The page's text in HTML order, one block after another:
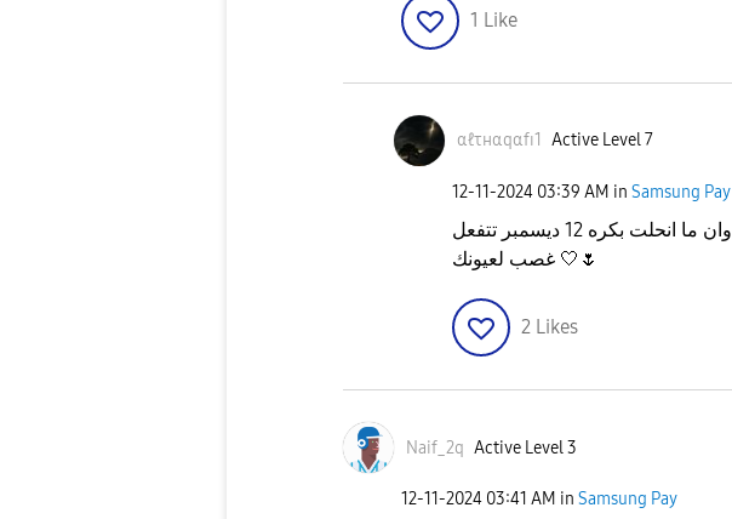
1 Like
αℓτнαqαfɪ1 Active Level 7
‎12-11-2024 03:39 AM in Samsung Pay
لا تيأس شوف حلول وان ما انحلت بكره 12 ديسمبر تتفعل
غصب لعيونك 🤍 🌷
2 Likes
Naif_2q Active Level 3
‎12-11-2024 03:41 AM in Samsung Pay